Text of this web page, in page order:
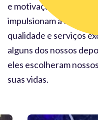
e motivação. Suas
impulsionam a
qualidade e serviços
alguns dos nossos
eles escolheram
suas vidas.